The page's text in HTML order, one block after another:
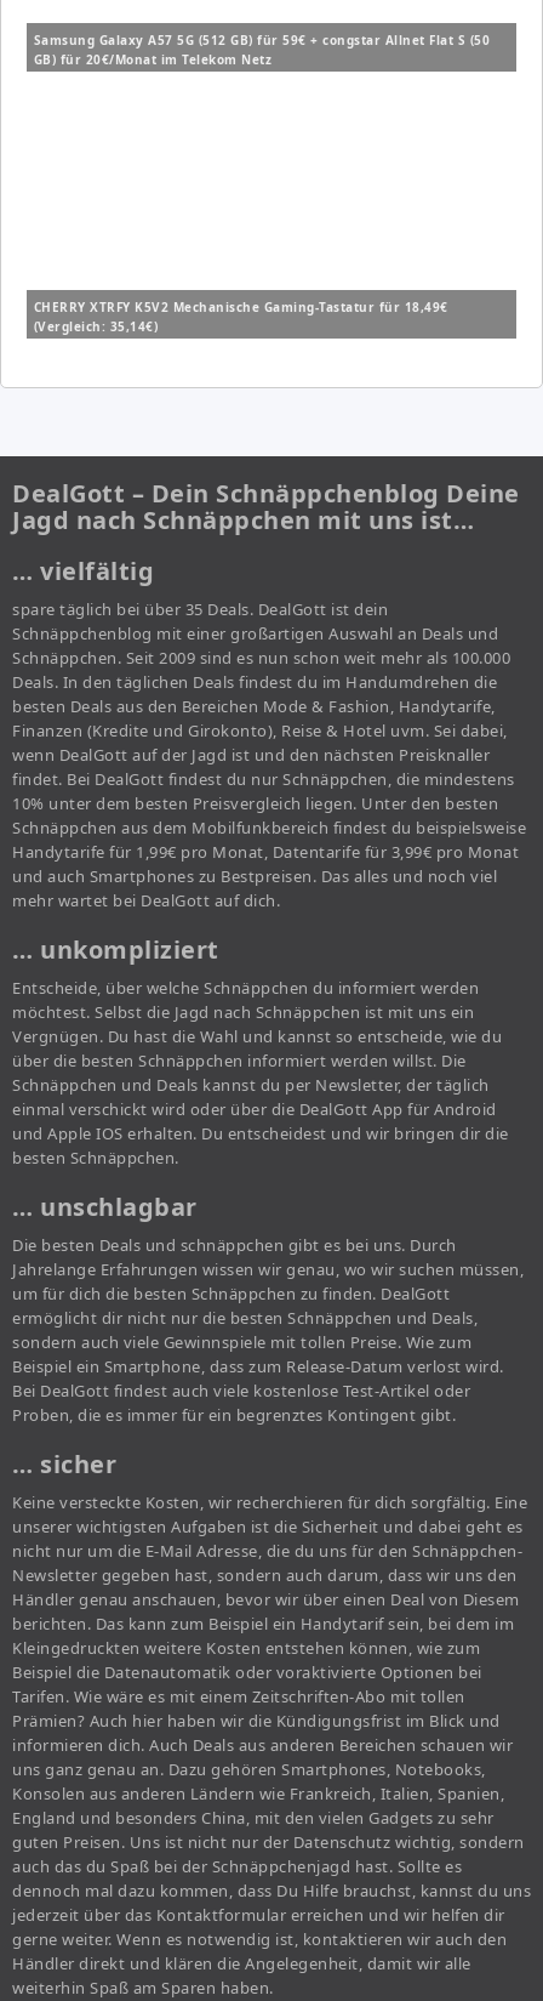
Samsung Galaxy A57 5G (512 GB) für 59€ + congstar Allnet Flat S (50
GB) für 20€/Monat im Telekom Netz
CHERRY XTRFY K5V2 Mechanische Gaming-Tastatur für 18,49€
(Vergleich: 35,14€)
DealGott – Dein Schnäppchenblog Deine
Jagd nach Schnäppchen mit uns ist…
… vielfältig
spare täglich bei über 35 Deals. DealGott ist dein
Schnäppchenblog mit einer großartigen Auswahl an Deals und
Schnäppchen. Seit 2009 sind es nun schon weit mehr als 100.000
Deals. In den täglichen Deals findest du im Handumdrehen die
besten Deals aus den Bereichen Mode & Fashion, Handytarife,
Finanzen (Kredite und Girokonto), Reise & Hotel uvm. Sei dabei,
wenn DealGott auf der Jagd ist und den nächsten Preisknaller
findet. Bei DealGott findest du nur Schnäppchen, die mindestens
10% unter dem besten Preisvergleich liegen. Unter den besten
Schnäppchen aus dem Mobilfunkbereich findest du beispielsweise
Handytarife für 1,99€ pro Monat, Datentarife für 3,99€ pro Monat
und auch Smartphones zu Bestpreisen. Das alles und noch viel
mehr wartet bei DealGott auf dich.
… unkompliziert
Entscheide, über welche Schnäppchen du informiert werden
möchtest. Selbst die Jagd nach Schnäppchen ist mit uns ein
Vergnügen. Du hast die Wahl und kannst so entscheide, wie du
über die besten Schnäppchen informiert werden willst. Die
Schnäppchen und Deals kannst du per Newsletter, der täglich
einmal verschickt wird oder über die DealGott App für Android
und Apple IOS erhalten. Du entscheidest und wir bringen dir die
besten Schnäppchen.
… unschlagbar
Die besten Deals und schnäppchen gibt es bei uns. Durch
Jahrelange Erfahrungen wissen wir genau, wo wir suchen müssen,
um für dich die besten Schnäppchen zu finden. DealGott
ermöglicht dir nicht nur die besten Schnäppchen und Deals,
sondern auch viele Gewinnspiele mit tollen Preise. Wie zum
Beispiel ein Smartphone, dass zum Release-Datum verlost wird.
Bei DealGott findest auch viele kostenlose Test-Artikel oder
Proben, die es immer für ein begrenztes Kontingent gibt.
… sicher
Keine versteckte Kosten, wir recherchieren für dich sorgfältig. Eine
unserer wichtigsten Aufgaben ist die Sicherheit und dabei geht es
nicht nur um die E-Mail Adresse, die du uns für den Schnäppchen-
Newsletter gegeben hast, sondern auch darum, dass wir uns den
Händler genau anschauen, bevor wir über einen Deal von Diesem
berichten. Das kann zum Beispiel ein Handytarif sein, bei dem im
Kleingedruckten weitere Kosten entstehen können, wie zum
Beispiel die Datenautomatik oder voraktivierte Optionen bei
Tarifen. Wie wäre es mit einem Zeitschriften-Abo mit tollen
Prämien? Auch hier haben wir die Kündigungsfrist im Blick und
informieren dich. Auch Deals aus anderen Bereichen schauen wir
uns ganz genau an. Dazu gehören Smartphones, Notebooks,
Konsolen aus anderen Ländern wie Frankreich, Italien, Spanien,
England und besonders China, mit den vielen Gadgets zu sehr
guten Preisen. Uns ist nicht nur der Datenschutz wichtig, sondern
auch das du Spaß bei der Schnäppchenjagd hast. Sollte es
dennoch mal dazu kommen, dass Du Hilfe brauchst, kannst du uns
jederzeit über das Kontaktformular erreichen und wir helfen dir
gerne weiter. Wenn es notwendig ist, kontaktieren wir auch den
Händler direkt und klären die Angelegenheit, damit wir alle
weiterhin Spaß am Sparen haben.